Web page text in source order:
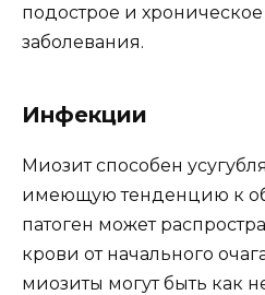
подострое и
заболевания.
Инфекции
Миозит способен
имеющую тенденцию к
патоген может
крови от начального
миозиты могут быть как